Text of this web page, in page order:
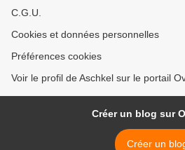
C.G.U.
Cookies et données personnelles
Préférences cookies
Voir le profil de Aschkel sur le portail
Créer un blog sur
Créer un